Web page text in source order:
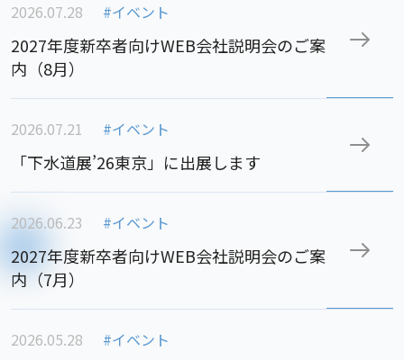
2026.07.28 #イベント
2027年度新卒者向けWEB会社説明会のご案
内（8月）
2026.07.21 #イベント
「下水道展’26東京」に出展します
2026.06.23 #イベント
2027年度新卒者向けWEB会社説明会のご案
内（7月）
2026.05.28 #イベント